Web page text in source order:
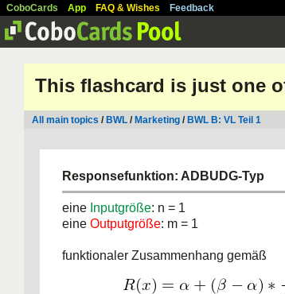
CoboCards App FAQ & Wishes Feedback
This flashcard is just one
All main topics / BWL / Marketing / BWL B: VL Teil 1
Responsefunktion: ADBUDG-Typ
eine Inputgröße: n = 1
eine Outputgröße: m = 1
funktionaler Zusammenhang gemäß